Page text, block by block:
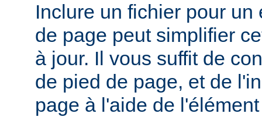
Inclure un fichier pour
de page peut simplifier
à jour. Il vous suffit de
de pied de page, et de
page à l'aide de